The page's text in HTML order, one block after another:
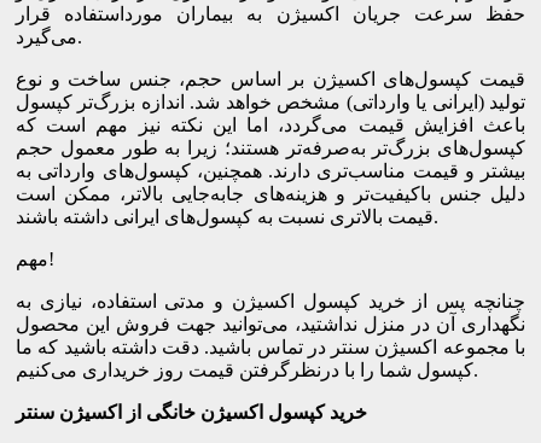
حفظ سرعت جریان اکسیژن به بیماران مورداستفاده قرار
می‌گیرد.
قیمت کپسول‌های اکسیژن بر اساس حجم، جنس ساخت و نوع
تولید (ایرانی یا وارداتی) مشخص خواهد شد. اندازه بزرگ‌تر کپسول
باعث افزایش قیمت می‌گردد، اما این نکته نیز مهم است که
کپسول‌های بزرگ‌تر به‌صرفه‌تر هستند؛ زیرا به طور معمول حجم
بیشتر و قیمت مناسب‌تری دارند. همچنین، کپسول‌های وارداتی به
دلیل جنس باکیفیت‌تر و هزینه‌های جابه‌جایی بالاتر، ممکن است
قیمت بالاتری نسبت به کپسول‌های ایرانی داشته باشند.
مهم!
چنانچه پس از خرید کپسول اکسیژن و مدتی استفاده، نیازی به
نگهداری آن در منزل نداشتید، می‌توانید جهت فروش این محصول
با مجموعه اکسیژن سنتر در تماس باشید. دقت داشته باشید که ما
کپسول شما را با درنظرگرفتن قیمت روز خریداری می‌کنیم.
خرید کپسول اکسیژن خانگی از اکسیژن سنتر